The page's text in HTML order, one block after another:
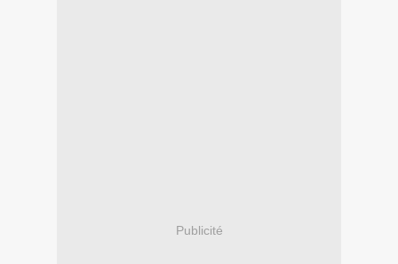
Publicité